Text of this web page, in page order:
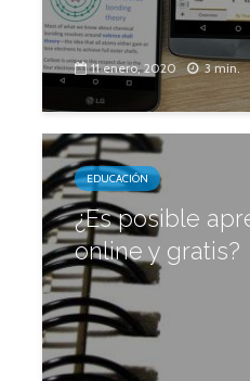
11 enero, 2020 3 min.
EDUCACIÓN
¿Es posible
online y gratis?